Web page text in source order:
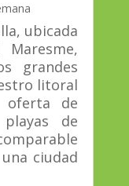
ubicada
grandes
litoral
oferta de
de
ciudad